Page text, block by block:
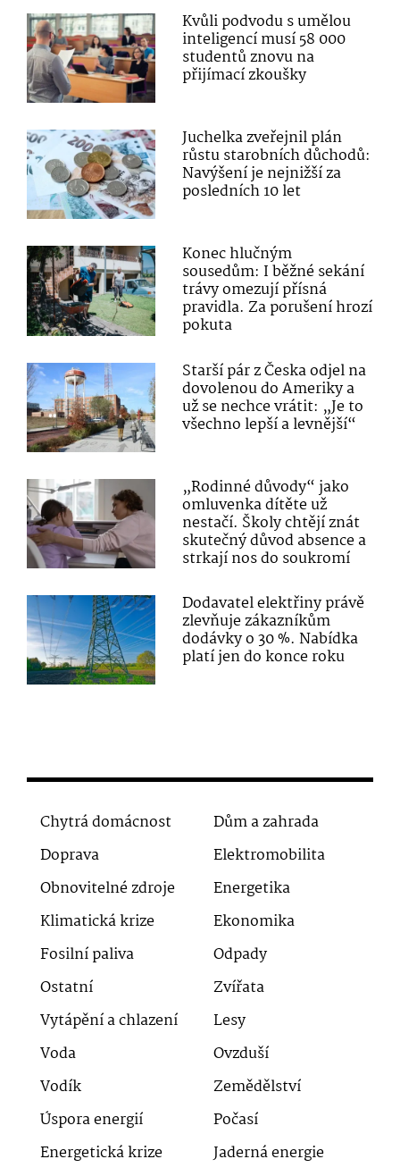
Kvůli podvodu s umělou
inteligencí musí 58 000
studentů znovu na
přijímací zkoušky
Juchelka zveřejnil plán
růstu starobních důchodů:
Navýšení je nejnižší za
posledních 10 let
Konec hlučným
sousedům: I běžné sekání
trávy omezují přísná
pravidla. Za porušení hrozí
pokuta
Starší pár z Česka odjel na
dovolenou do Ameriky a
už se nechce vrátit: „Je to
všechno lepší a levnější“
„Rodinné důvody“ jako
omluvenka dítěte už
nestačí. Školy chtějí znát
skutečný důvod absence a
strkají nos do soukromí
Dodavatel elektřiny právě
zlevňuje zákazníkům
dodávky o 30 %. Nabídka
platí jen do konce roku
Chytrá domácnost
Dům a zahrada
Doprava
Elektromobilita
Obnovitelné zdroje
Energetika
Klimatická krize
Ekonomika
Fosilní paliva
Odpady
Ostatní
Zvířata
Vytápění a chlazení
Lesy
Voda
Ovzduší
Vodík
Zemědělství
Úspora energií
Počasí
Energetická krize
Jaderná energie